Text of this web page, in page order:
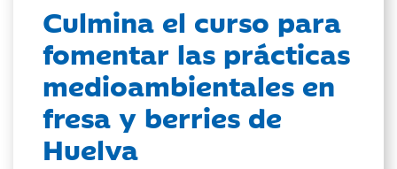
Culmina el curso para
fomentar las prácticas
medioambientales en
fresa y berries de
Huelva